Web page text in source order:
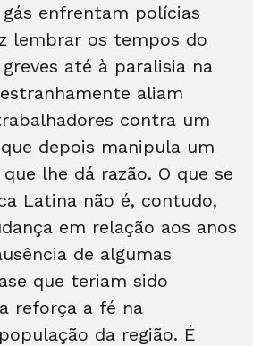
enfrentam polícias
lembrar os tempos do
até à paralisia na
aliam
contra um
depois manipula um
lhe dá razão. O que se
Latina não é, contudo,
em relação aos anos
de algumas
que teriam sido
reforça a fé na
da região. É